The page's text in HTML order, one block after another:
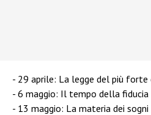
29 aprile: La legge del più forte
6 maggio: Il tempo della fiducia
13 maggio: La materia dei